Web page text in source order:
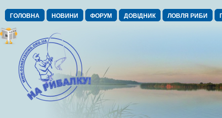
ГОЛОВНА НОВИНИ ФОРУМ ДОВІДНИК ЛОВЛЯ РИБИ